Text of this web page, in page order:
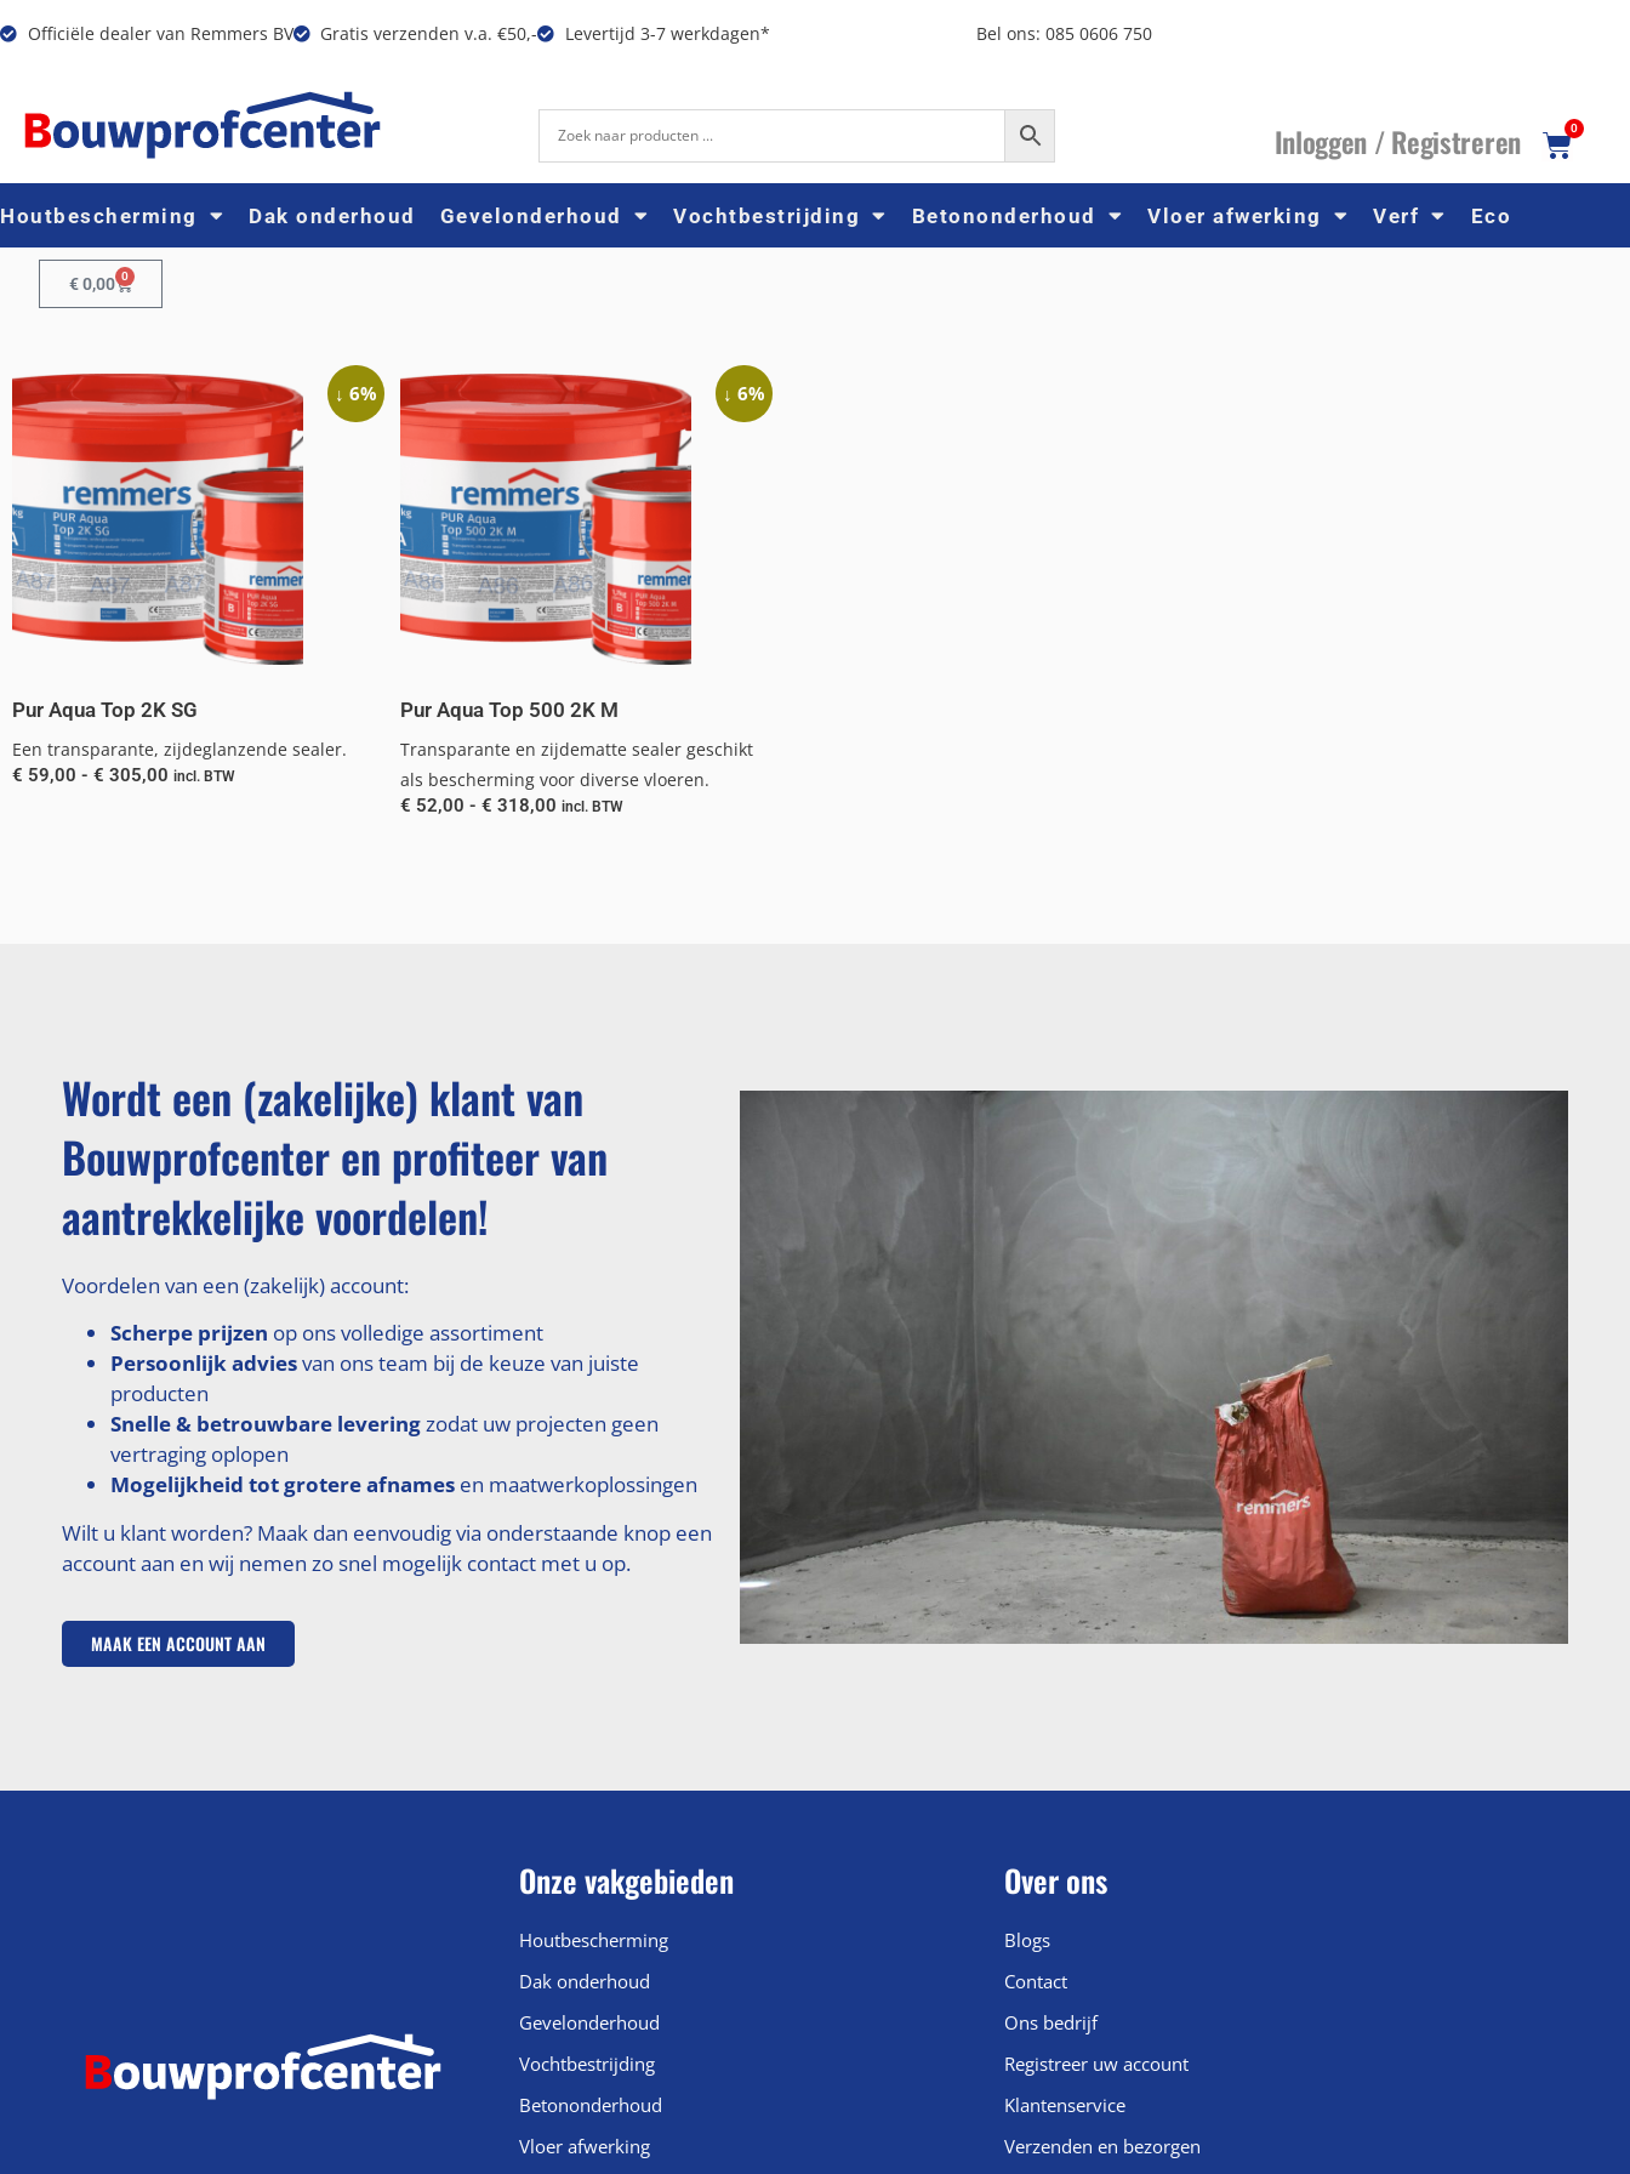
Officiële dealer van Remmers BV Gratis verzenden v.a. €50,- Levertijd 3-7 werkdagen* Bel ons: 085 0606 750
Inloggen /Registreren 0
Houtbescherming Dak onderhoud Gevelonderhoud Vochtbestrijding Betononderhoud Vloer afwerking Verf Eco
€0,00 0
↓ 6%
Pur Aqua Top 2K SG
Een transparante, zijdeglanzende sealer.
€ 59,00 - € 305,00 incl. BTW
↓ 6%
Pur Aqua Top 500 2K M
Transparante en zijdematte sealer geschikt
als bescherming voor diverse vloeren.
€ 52,00 - € 318,00 incl. BTW
Wordt een (zakelijke) klant van
Bouwprofcenter en profiteer van
aantrekkelijke voordelen!
Voordelen van een (zakelijk) account:
Scherpe prijzen op ons volledige assortiment
Persoonlijk adviesvan ons team bij de keuze van juiste
producten
Snelle & betrouwbare leveringzodat uw projecten geen
vertraging oplopen
Mogelijkheid tot grotere afnames en maatwerkoplossingen
Wilt u klant worden? Maak dan eenvoudig via onderstaande knop een
account aan en wij nemen zo snel mogelijk contact met u op.
MAAK EEN ACCOUNT AAN
Onze vakgebieden
Houtbescherming
Dak onderhoud
Gevelonderhoud
Vochtbestrijding
Betononderhoud
Vloer afwerking
Over ons
Blogs
Contact
Ons bedrijf
Registreer uw account
Klantenservice
Verzenden en bezorgen